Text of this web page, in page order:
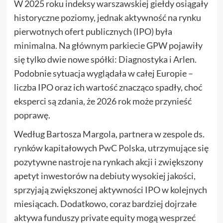
W 2025 roku indeksy warszawskiej giełdy osiągały
historyczne poziomy, jednak aktywność na rynku
pierwotnych ofert publicznych (IPO) była
minimalna. Na głównym parkiecie GPW pojawiły
się tylko dwie nowe spółki: Diagnostyka i Arlen.
Podobnie sytuacja wyglądała w całej Europie –
liczba IPO oraz ich wartość znacząco spadły, choć
eksperci są zdania, że 2026 rok może przynieść
poprawę.
Według Bartosza Margola, partnera w zespole ds.
rynków kapitałowych PwC Polska, utrzymujące się
pozytywne nastroje na rynkach akcji i zwiększony
apetyt inwestorów na debiuty wysokiej jakości,
sprzyjają zwiększonej aktywności IPO w kolejnych
miesiącach. Dodatkowo, coraz bardziej dojrzałe
aktywa funduszy private equity mogą wesprzeć